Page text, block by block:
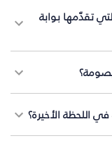
تقدّمها بوابة
اللحظة الأخيرة؟